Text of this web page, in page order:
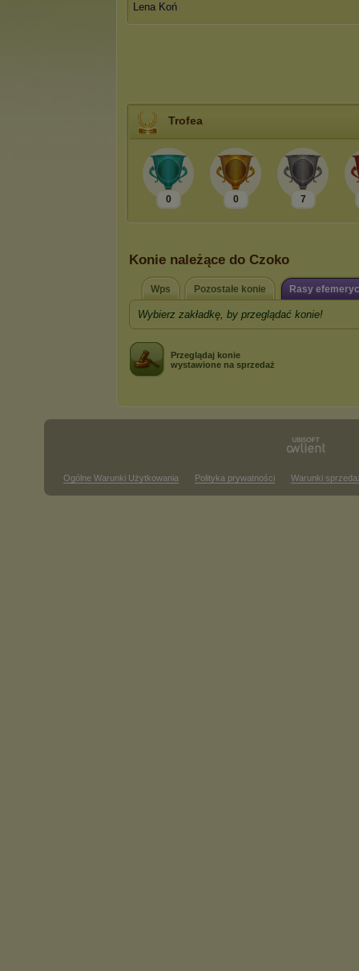
Lena Koń
Trofea
0 0 7
Konie należące do Czoko
Wps Pozostałe konie Rasy
Wybierz zakładkę, by przeglądać konie!
Przeglądaj konie
wystawione na sprzedaż
Ogólne Warunki Użytkowania Polityka prywatności Warunki